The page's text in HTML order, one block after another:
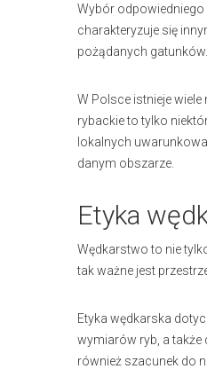
Wybór
charakteryzuje się
pożądanych gatunków.
W Polsce istnieje
rybackie to tylko
lokalnych
danym obszarze.
Etyka
Wędkarstwo to nie
tak ważne jest
Etyka wędkarska
wymiarów ryb, a także
również szacunek do